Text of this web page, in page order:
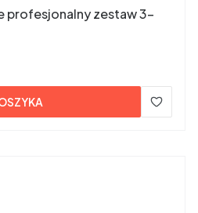
profesjonalny zestaw 3-